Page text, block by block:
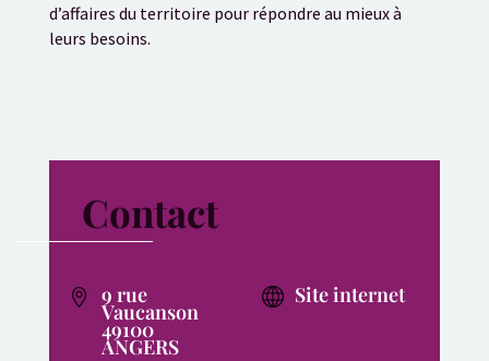
d’affaires du territoire pour répondre au mieux à
leurs besoins.
Contact
9 rue
Vaucanson
49100
ANGERS
Site internet